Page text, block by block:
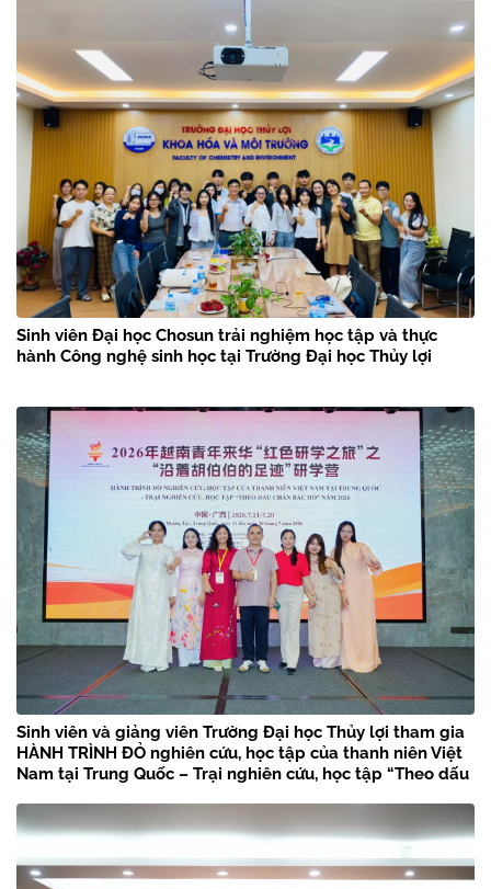
Sinh viên Đại học Chosun trải nghiệm học tập và thực
hành Công nghệ sinh học tại Trường Đại học Thủy lợi
Sinh viên và giảng viên Trường Đại học Thủy lợi tham gia
HÀNH TRÌNH ĐỎ nghiên cứu, học tập của thanh niên Việt
Nam tại Trung Quốc – Trại nghiên cứu, học tập “Theo dấu